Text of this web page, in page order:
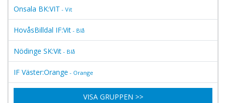
Onsala BK:VIT - Vit
HovåsBilldal IF:Vit - Blå
Nödinge SK:Vit - Blå
IF Väster:Orange - Orange
VISA GRUPPEN >>